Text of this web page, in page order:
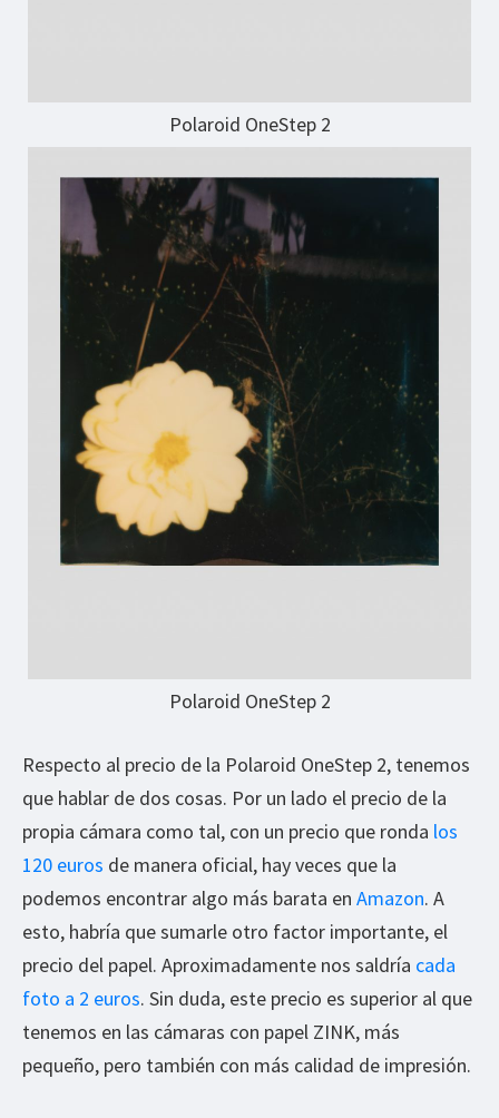
Polaroid OneStep 2
Polaroid OneStep 2
Respecto al precio de la Polaroid OneStep 2, tenemos
que hablar de dos cosas. Por un lado el precio de la
propia cámara como tal, con un precio que ronda los
120 euros de manera oficial, hay veces que la
podemos encontrar algo más barata en Amazon. A
esto, habría que sumarle otro factor importante, el
precio del papel. Aproximadamente nos saldría cada
foto a 2 euros. Sin duda, este precio es superior al que
tenemos en las cámaras con papel ZINK, más
pequeño, pero también con más calidad de impresión.